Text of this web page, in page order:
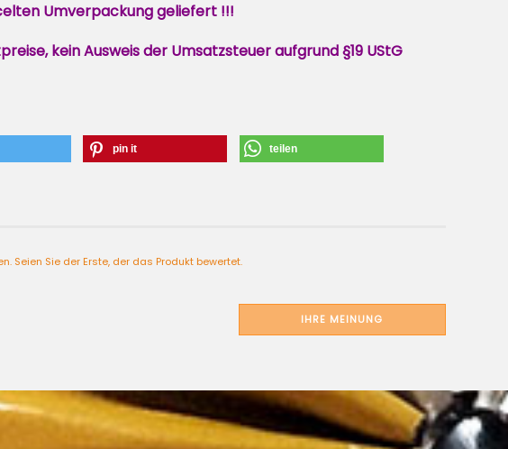
Umverpackung geliefert !!!
kein Ausweis der Umsatzsteuer aufgrund §19 UStG
pin it teilen
Seien Sie der Erste, der das Produkt bewertet.
IHRE MEINUNG